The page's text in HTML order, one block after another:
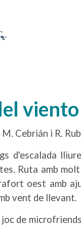
viento
Cebrián i R.
d'escalada
Ruta amb
oest amb
vent de llevant.
de